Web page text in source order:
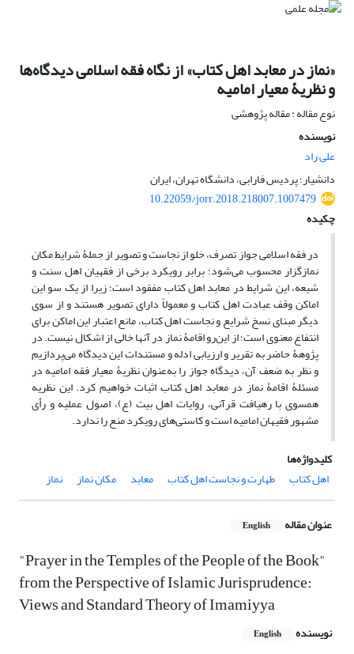
«نماز در معابد اهل کتاب» از نگاه فقه اسلامی دیدگاه‌ها
و نظریۀ معیار امامیه
نوع مقاله : مقاله پژوهشی
نویسنده
علی راد
دانشیار؛ پردیس فارابی، دانشگاه تهران، ایران
10.22059/jorr.2018.218007.1007479
چکیده
در فقه اسلامی جواز تصرف، خلو از نجاست و تصویر از جملۀ شرایط مکان
نمازگزار محسوب می‌شود؛ برابر رویکرد برخی از فقهیان اهل سنت و
شیعه، این شرایط در معابد اهل کتاب مفقود است؛ زیرا از یک سو این
اماکن وقف عبادت اهل کتاب و معمولاً دارای تصویر هستند و از سوی
دیگر مبنای نسخ شرایع و نجاست اهل کتاب، مانع اعتبار این اماکن برای
انتفاع معنوی است؛ از این‌رو اقامۀ نماز در آنها خالی از اشکال نیست. در
پژوهۀ حاضر به تقریر و ارزیابی ادله و مستندات این دیدگاه می‌پردازیم
و نظر به ضعف آن، دیدگاه جواز را به‌عنوان نظریۀ معیار فقه امامیه در
مسئلۀ اقامۀ نماز در معابد اهل کتاب اثبات خواهیم کرد. این نظریه
همسوی با رهیافت قرآنی، روایات اهل بیت (ع)، اصول عملیه و رأی
مشهور فقیهان امامیه است و کاستی‌های رویکرد منع را ندارد.
کلیدواژه‌ها
اهل کتاب
طهارت و نجاست اهل کتاب معابد مکان نماز نماز
عنوان مقاله English
"Prayer in the Temples of the People of the Book"
from the Perspective of Islamic Jurisprudence:
Views and Standard Theory of Imamiyya
نویسنده English